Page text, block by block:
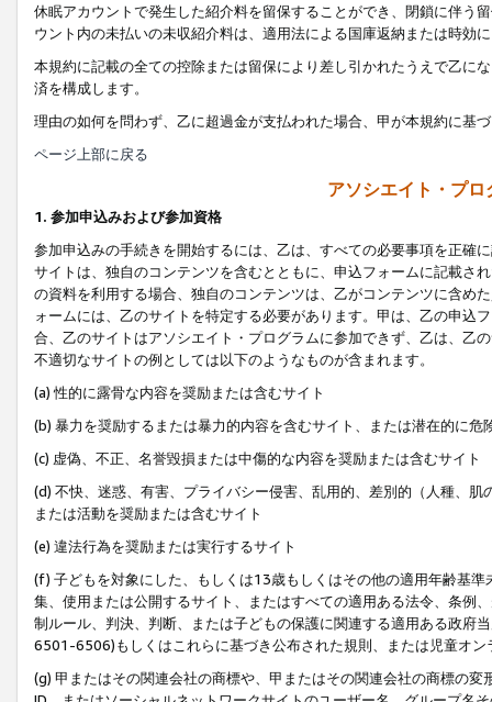
休眠アカウントで発生した紹介料を留保することができ、閉鎖に伴う
ウント内の未払いの未収紹介料は、適用法による国庫返納または時効
本規約に記載の全ての控除または留保により差し引かれたうえで乙に
済を構成します。
理由の如何を問わず、乙に超過金が支払われた場合、甲が本規約に基
ページ上部に戻る
アソシエイト・プ
1. 参加申込みおよび参加資格
参加申込みの手続きを開始するには、乙は、すべての必要事項を正確
サイトは、独自のコンテンツを含むとともに、申込フォームに記載さ
の資料を利用する場合、独自のコンテンツは、乙がコンテンツに含め
ォームには、乙のサイトを特定する必要があります。甲は、乙の申込
合、乙のサイトはアソシエイト・プログラムに参加できず、乙は、乙
不適切なサイトの例としては以下のようなものが含まれます。
(a) 性的に露骨な内容を奨励または含むサイト
(b) 暴力を奨励するまたは暴力的内容を含むサイト、または潜在的に
(c) 虚偽、不正、名誉毀損または中傷的な内容を奨励または含むサイト
(d) 不快、迷惑、有害、プライバシー侵害、乱用的、差別的（人種、
または活動を奨励または含むサイト
(e) 違法行為を奨励または実行するサイト
(f) 子どもを対象にした、もしくは13歳もしくはその他の適用年齢基
集、使用または公開するサイト、またはすべての適用ある法令、条例
制ルール、判決、判断、または子どもの保護に関連する適用ある政府
6501-6506)もしくはこれらに基づき公布された規則、または児童オン
(g) 甲またはその関連会社の商標や、甲またはその関連会社の商標の